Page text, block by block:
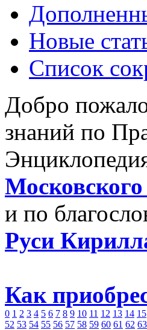
Новые
Список
Добро
знаний по
и по
Руси
Как
0 1 2 3 4 5 6 7 8 9 10 11 12 13 14 15
52 53 54 55 56 57 58 59 60 61 62 63